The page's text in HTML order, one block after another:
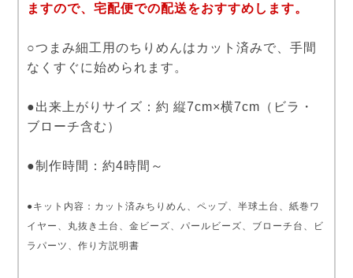
ますので、宅配便での配送をおすすめします。
○つまみ細工用のちりめんはカット済みで、手間
なくすぐに始められます。
●出来上がりサイズ：約 縦7cm×横7cm（ビラ・
ブローチ含む）
●制作時間：約4時間～
●キット内容：カット済みちりめん、ペップ、半球土台、紙巻ワ
イヤー、丸抜き土台、金ビーズ、パールビーズ、ブローチ台、ビ
ラパーツ、作り方説明書